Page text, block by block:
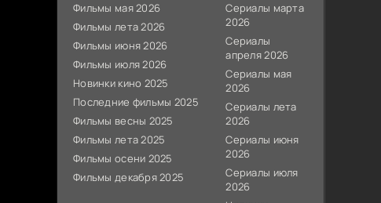
Фильмы мая 2026
Фильмы лета 2026
Фильмы июня 2026
Фильмы июля 2026
Новинки кино 2025
Последние фильмы 2025
Фильмы весны 2025
Фильмы лета 2025
Фильмы осени 2025
Фильмы декабря 2025
Сериалы марта
2026
Сериалы
апреля 2026
Сериалы мая
2026
Сериалы лета
2026
Сериалы июня
2026
Сериалы июля
2026